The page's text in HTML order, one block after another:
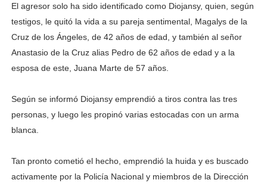
El agresor solo ha sido identificado como Diojansy, quien, según
testigos, le quitó la vida a su pareja sentimental, Magalys de la
Cruz de los Ángeles, de 42 años de edad, y también al señor
Anastasio de la Cruz alias Pedro de 62 años de edad y a la
esposa de este, Juana Marte de 57 años.
Según se informó Diojansy emprendió a tiros contra las tres
personas, y luego les propinó varias estocadas con un arma
blanca.
Tan pronto cometió el hecho, emprendió la huida y es buscado
activamente por la Policía Nacional y miembros de la Dirección